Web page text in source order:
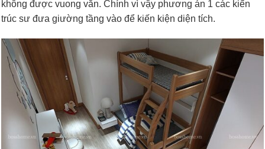
không được vuong vắn. Chính vì vậy phương án 1 các kiến
trúc sư đưa giường tầng vào để kiến kiện diện tích.